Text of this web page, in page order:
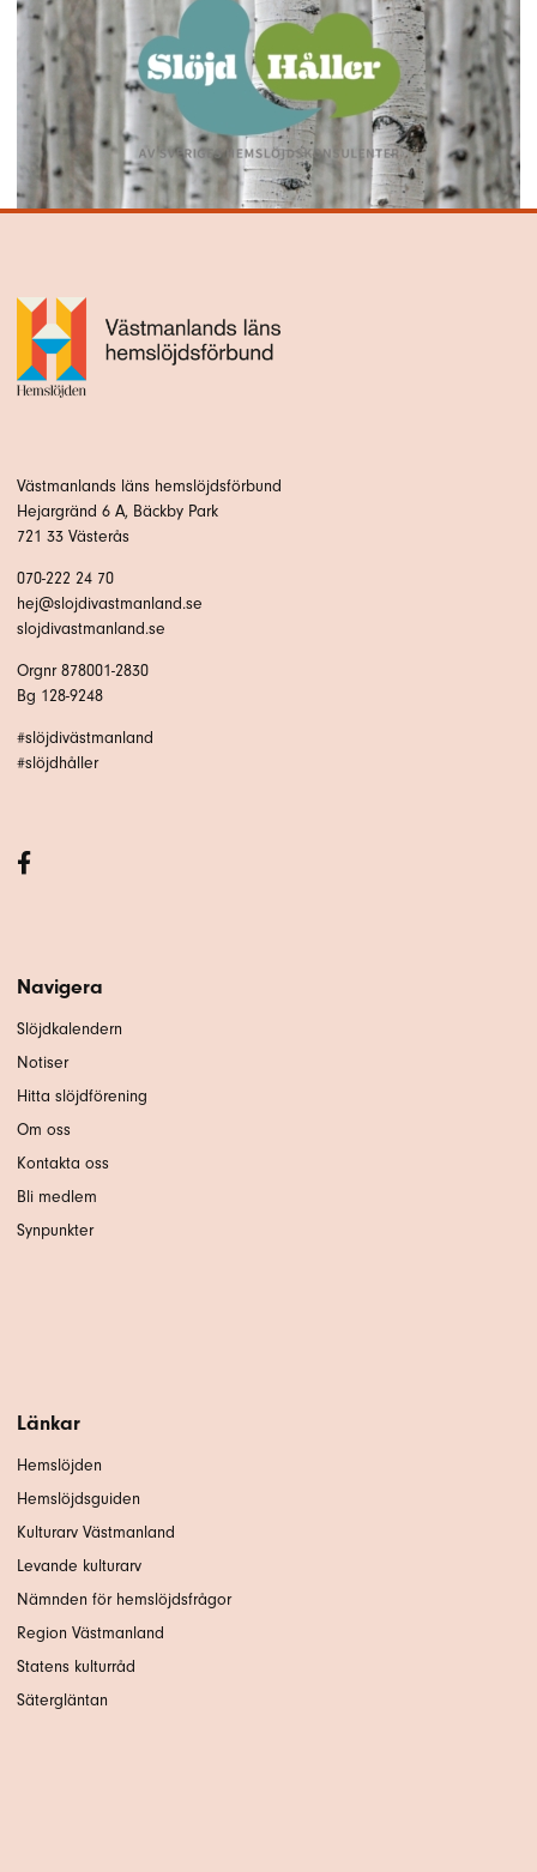
Västmanlands läns hemslöjdsförbund
Hejargränd 6 A, Bäckby Park
721 33 Västerås
070-222 24 70
hej@slojdivastmanland.se
slojdivastmanland.se
Orgnr 878001-2830
Bg 128-9248
#slöjdivästmanland
#slöjdhåller
Navigera
Slöjdkalendern
Notiser
Hitta slöjdförening
Om oss
Kontakta oss
Bli medlem
Synpunkter
Länkar
Hemslöjden
Hemslöjdsguiden
Kulturarv Västmanland
Levande kulturarv
Nämnden för hemslöjdsfrågor
Region Västmanland
Statens kulturråd
Sätergläntan